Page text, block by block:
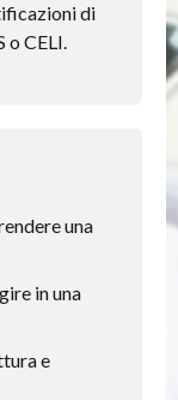
di
o CELI.
una
in una
e